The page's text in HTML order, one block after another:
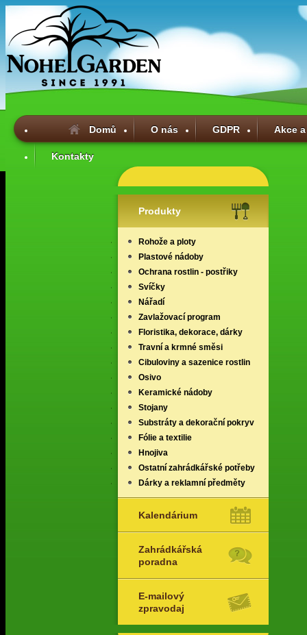
Domů O nás GDPR Akce
Kontakty
Produkty
Rohože a ploty
Plastové nádoby
Ochrana rostlin - postřiky
Svíčky
Nářadí
Zavlažovací program
Floristika, dekorace, dárky
Travní a krmné směsi
Cibuloviny a sazenice rostlin
Osivo
Keramické nádoby
Stojany
Substráty a dekorační pokryv
Fólie a textilie
Hnojiva
Ostatní zahrádkářské potřeby
Dárky a reklamní předměty
Kalendárium
Zahrádkářská
poradna
E-mailový
zpravodaj